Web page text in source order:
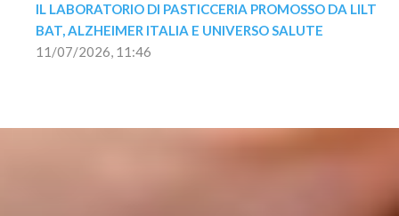
IL LABORATORIO DI PASTICCERIA PROMOSSO DA LILT
BAT, ALZHEIMER ITALIA E UNIVERSO SALUTE
11/07/2026, 11:46